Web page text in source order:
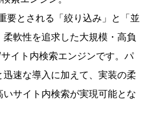
要とされる「絞り込み」と「並
軟性を追求した大規模・高負
イト内検索エンジンです。パ
速な導入に加えて、実装の柔
サイト内検索が実現可能とな